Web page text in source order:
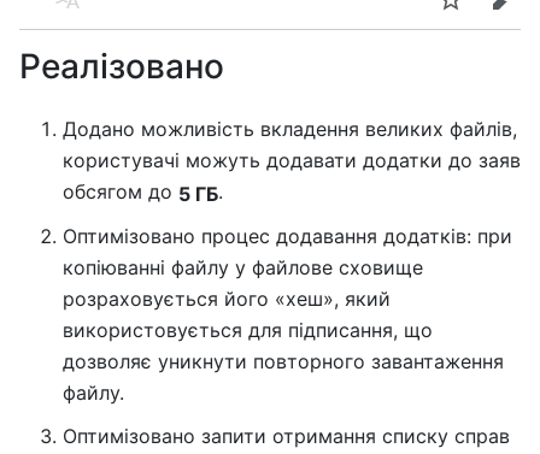
Мова Спостерігати Редагувати
Реалізовано
Додано можливість вкладення великих файлів,
користувачі можуть додавати додатки до заяв
обсягом до 5 ГБ.
Оптимізовано процес додавання додатків: при
копіюванні файлу у файлове сховище
розраховується його «хеш», який
використовується для підписання, що
дозволяє уникнути повторного завантаження
файлу.
Оптимізовано запити отримання списку справ